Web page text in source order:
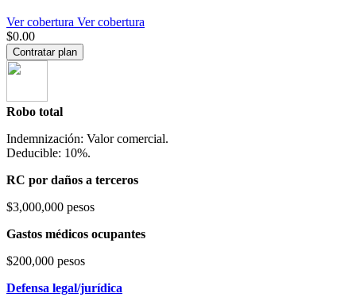
Ver cobertura Ver cobertura
$0.00
Contratar plan
Robo total
Indemnización: Valor comercial.
Deducible: 10%.
RC por daños a terceros
$3,000,000 pesos
Gastos médicos ocupantes
$200,000 pesos
Defensa legal/jurídica